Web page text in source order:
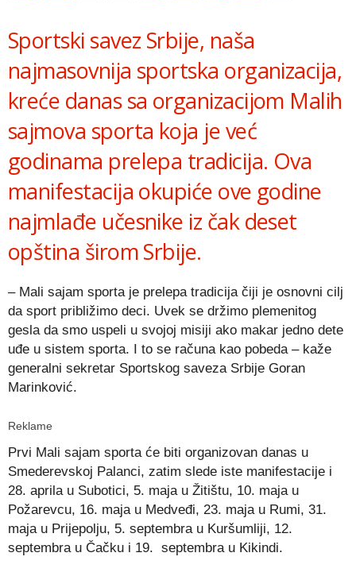
Sportski savez Srbije, naša
najmasovnija sportska organizacija,
kreće danas sa organizacijom Malih
sajmova sporta koja je već
godinama prelepa tradicija. Ova
manifestacija okupiće ove godine
najmlađe učesnike iz čak deset
opština širom Srbije.
– Mali sajam sporta je prelepa tradicija čiji je osnovni cilj
da sport približimo deci. Uvek se držimo plemenitog
gesla da smo uspeli u svojoj misiji ako makar jedno dete
uđe u sistem sporta. I to se računa kao pobeda – kaže
generalni sekretar Sportskog saveza Srbije Goran
Marinković.
Reklame
Prvi Mali sajam sporta će biti organizovan danas u
Smederevskoj Palanci, zatim slede iste manifestacije i
28. aprila u Subotici, 5. maja u Žitištu, 10. maja u
Požarevcu, 16. maja u Medveđi, 23. maja u Rumi, 31.
maja u Prijepolju, 5. septembra u Kuršumliji, 12.
septembra u Čačku i 19. septembra u Kikindi.